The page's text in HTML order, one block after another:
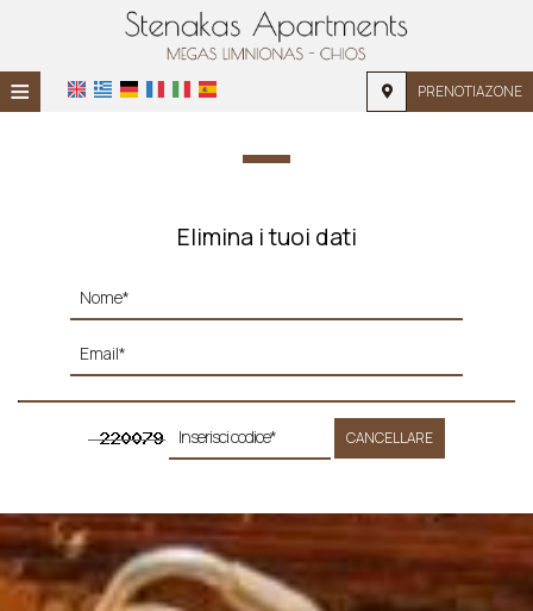
≡ PRENOTIAZONE
ALLOGGIO
RICHIESTA
CONTATTI
Elimina i tuoi dati
CANCELLARE